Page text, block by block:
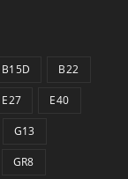
B15D B22
E27 E40
G13
GR8